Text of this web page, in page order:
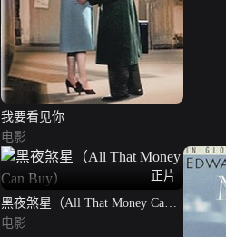
我要看见你
电影
正片
黑夜煞星（All That Money Can
Buy）
电影